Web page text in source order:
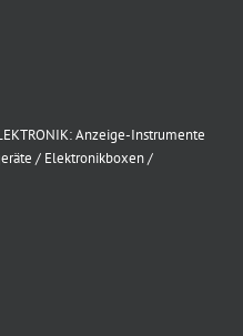
Anzeige-Instrumente
/ Elektronikboxen /